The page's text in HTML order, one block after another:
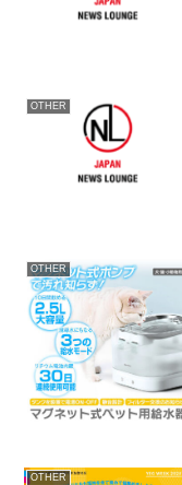
OTHER
OTHER
OTHER